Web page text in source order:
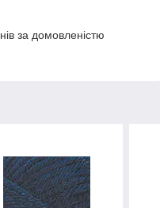
за домовленістю